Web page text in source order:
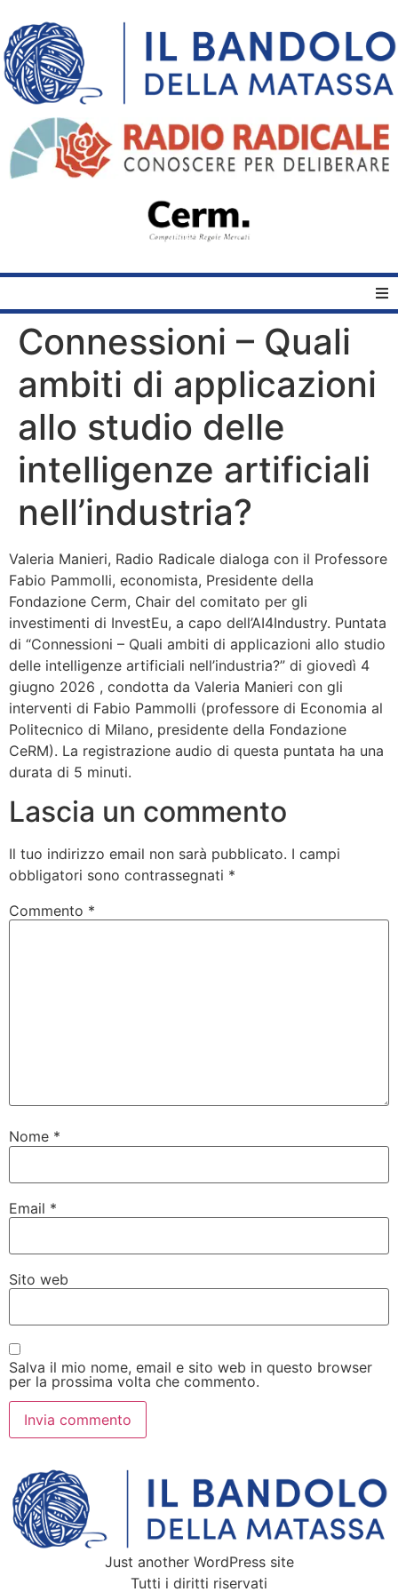
Home
Quelli del Bandolo
Bandolo
Connessioni
Fondazione CERM
Fondazione CERM – Idee
Connessioni – Quali
ambiti di applicazioni
allo studio delle
intelligenze artificiali
nell’industria?
Valeria Manieri, Radio Radicale dialoga con il Professore
Fabio Pammolli, economista, Presidente della
Fondazione Cerm, Chair del comitato per gli
investimenti di InvestEu, a capo dell’AI4Industry. Puntata
di “Connessioni – Quali ambiti di applicazioni allo studio
delle intelligenze artificiali nell’industria?” di giovedì 4
giugno 2026 , condotta da Valeria Manieri con gli
interventi di Fabio Pammolli (professore di Economia al
Politecnico di Milano, presidente della Fondazione
CeRM). La registrazione audio di questa puntata ha una
durata di 5 minuti.
Lascia un commento
Il tuo indirizzo email non sarà pubblicato. I campi
obbligatori sono contrassegnati *
Commento *
Nome *
Email *
Sito web
Salva il mio nome, email e sito web in questo browser
per la prossima volta che commento.
Just another WordPress site
Tutti i diritti riservati